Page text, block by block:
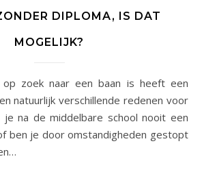
DIPLOMA, IS DAT
MOGELIJK?
natuurlijk verschillende redenen voor
je na de middelbare school nooit een
ben je door omstandigheden gestopt